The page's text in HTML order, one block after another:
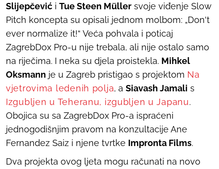
Slijepčević i Tue Steen Müller svoje viđenje Slow
Pitch koncepta su opisali jednom molbom: „Don't
ever normalize it!“ Veća pohvala i poticaj
ZagrebDox Pro-u nije trebala, ali nije ostalo samo
na riječima. I neka su djela proistekla. Mihkel
Oksmann je u Zagreb pristigao s projektom Na
vjetrovima ledenih polja, aSiavash Jamali s
Izgubljen u Teheranu, izgubljen u Japanu.
Obojica su sa ZagrebDox Pro-a ispraćeni
jednogodišnjim pravom na konzultacije Ane
Fernandez Saiz i njene tvrtke Impronta Films.
Dva projekta ovog ljeta mogu računati na novo